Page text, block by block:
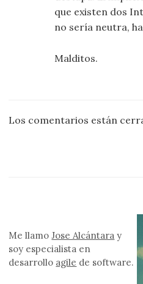
que existen dos
no sería neutra,
Malditos.
Los comentarios están
Me llamoJose Alcántara y
soy especialista en
desarrollo agile de software.